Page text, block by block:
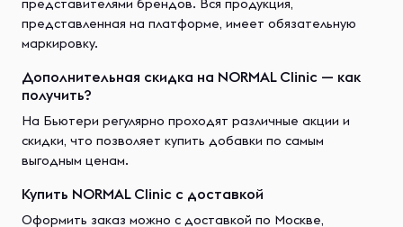
представителями брендов. Вся продукция,
представленная на платформе, имеет обязательную
маркировку.
Дополнительная скидка на NORMAL Clinic — как
получить?
На Бьютери регулярно проходят различные акции и
скидки, что позволяет купить добавки по самым
выгодным ценам.
Купить NORMAL Clinic с доставкой
Оформить заказ можно с доставкой по Москве,